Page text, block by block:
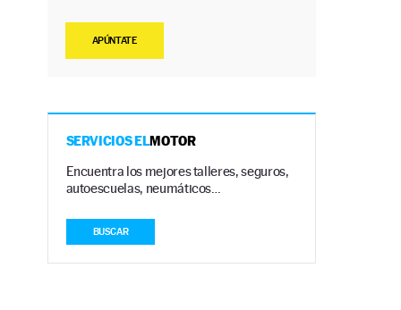
APÚNTATE
SERVICIOS ELMOTOR
Encuentra los mejores talleres, seguros,
autoescuelas, neumáticos…
BUSCAR